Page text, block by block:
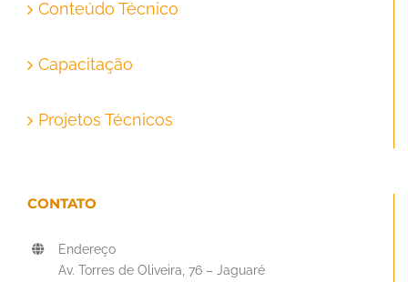
Conteúdo Técnico
Capacitação
Projetos Técnicos
CONTATO
Endereço
Av. Torres de Oliveira, 76 – Jaguaré